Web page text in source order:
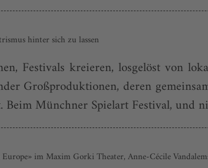
hinter sich zu lassen
Festivals kreieren, losgelöst von
Großproduktionen, deren
Münchner Spielart Festival, und
im Maxim Gorki Theater, Anne-Cécile